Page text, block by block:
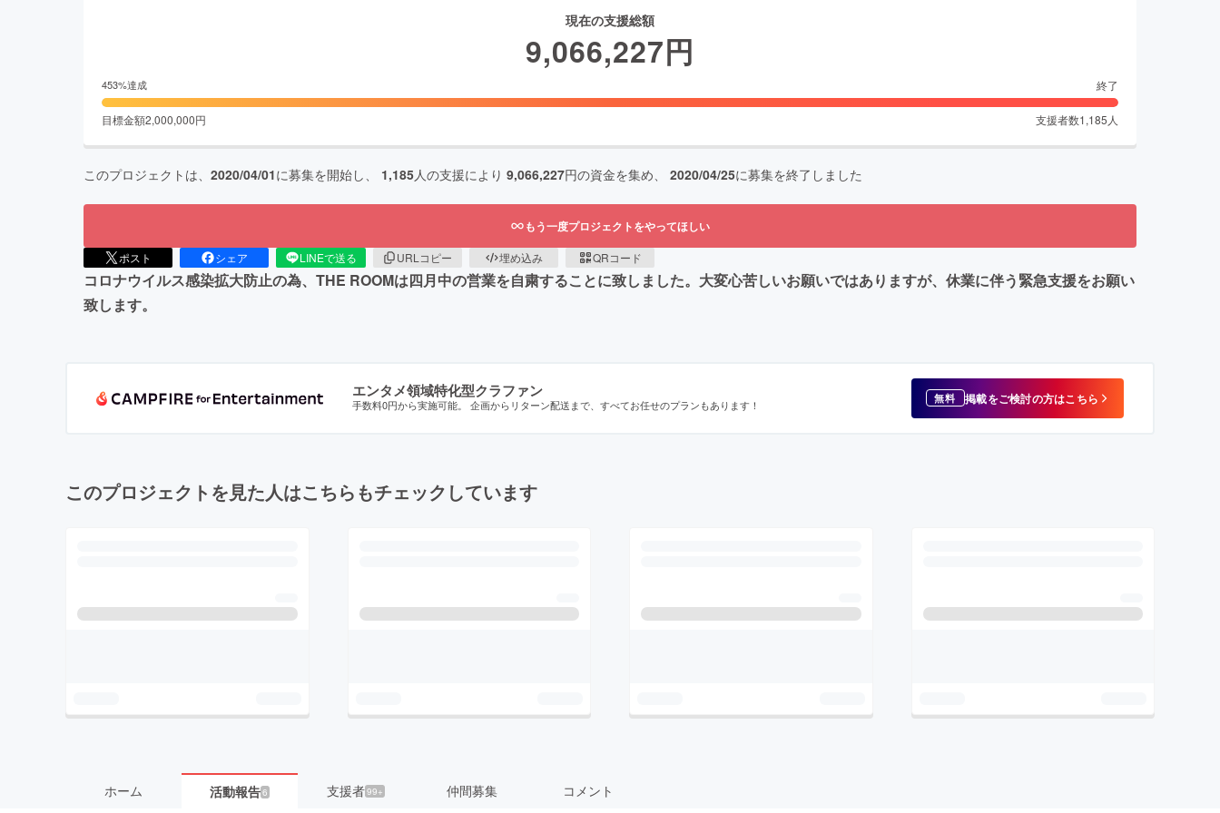
現在の支援総額
9,066,227円
453%達成 終了
目標金額2,000,000円 支援者数1,185 人
このプロジェクトは、 2020/04/01に募集を開始し、 1,185人の支援により 9,066,227円の資金を集め、 2020/04/25に募集を終了しました
もう一度プロジェクトをやってほしい
ポスト シェア LINEで送る URLコピー 埋め込み QRコード
コロナウイルス感染拡大防止の為、THE ROOMは四月中の営業を自粛することに致しました。大変心苦しいお願いではありますが、休業に伴う緊急支援をお願い
致します。
エンタメ領域特化型クラファン
手数料0円から実施可能。 企画からリターン配送まで、すべてお任せのプランもあります！ 無料 掲載をご検討の方はこちら
このプロジェクトを見た人はこちらもチェックしています
ホーム 活動報告6 支援者99+ 仲間募集 コメント